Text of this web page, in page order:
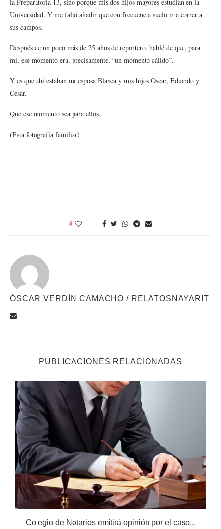
la Preparatoria 13, sino porque mis dos hijos mayores estudian en la
Universidad. Y me faltó añadir que con frecuencia suelo ir a correr a
sus campos.
Después de un poco más de 25 años de reportero, hablé de que, para
mi, ese momento era, precisamente, “un momento cálido”.
Y es que ahí estaban mi esposa Blanca y mis hijos Oscar, Eduardo y
César.
Que ese momento sea para ellos.
(Esta fotografía familiar)
0
ÓSCAR VERDÍN CAMACHO / RELATOSNAYARIT
PUBLICACIONES RELACIONADAS
Colegio de Notarios emitirá opinión por el caso...